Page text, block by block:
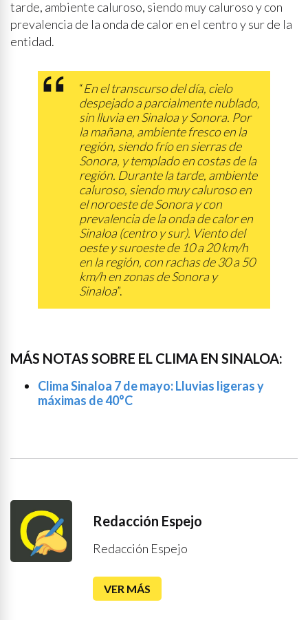
tarde, ambiente caluroso, siendo muy caluroso y con
prevalencia de la onda de calor en el centro y sur de la
entidad.
“En el transcurso del día, cielo
despejado a parcialmente nublado,
sin lluvia en Sinaloa y Sonora. Por
la mañana, ambiente fresco en la
región, siendo frío en sierras de
Sonora, y templado en costas de la
región. Durante la tarde, ambiente
caluroso, siendo muy caluroso en
el noroeste de Sonora y con
prevalencia de la onda de calor en
Sinaloa (centro y sur). Viento del
oeste y suroeste de 10 a 20 km/h
en la región, con rachas de 30 a 50
km/h en zonas de Sonora y
Sinaloa”.
MÁS NOTAS SOBRE EL CLIMA EN SINALOA:
Clima Sinaloa 7 de mayo: Lluvias ligeras y
máximas de 40°C
Redacción Espejo
Redacción Espejo
VER MÁS